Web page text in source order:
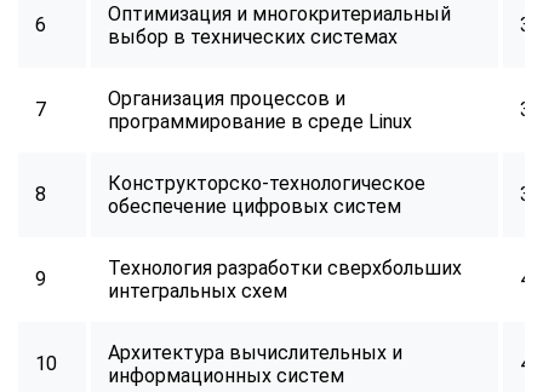
6
Оптимизация и многокритериальный
выбор в технических системах
34
7
Организация процессов и
программирование в среде Linux
32
8
Конструкторско-технологическое
обеспечение цифровых систем
34
9
Технология разработки сверхбольших
интегральных схем
40
10
Архитектура вычислительных и
информационных систем
40